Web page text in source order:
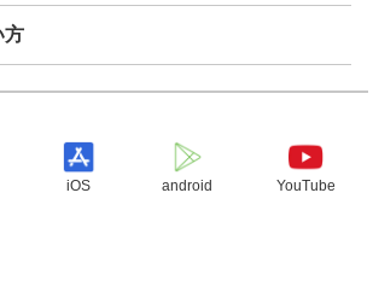
方
iOS android YouTube